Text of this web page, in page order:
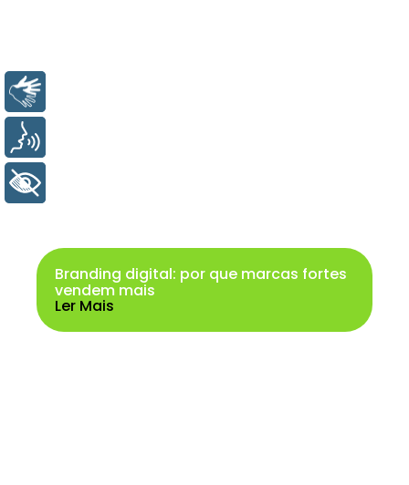
Branding digital: por que marcas fortes
vendem mais
Ler Mais